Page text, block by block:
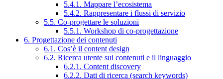
5.4.1. Mappare l’ecosistema
5.4.2. Rappresentare i flussi di servizio
5.5. Co-progettare le soluzioni
5.5.1. Workshop di co-progettazione
6. Progettazione dei contenuti
6.1. Cos’è il content design
6.2. Ricerca utente sui contenuti e il linguaggio
6.2.1. Content discovery
6.2.2. Dati di ricerca (search keywords)